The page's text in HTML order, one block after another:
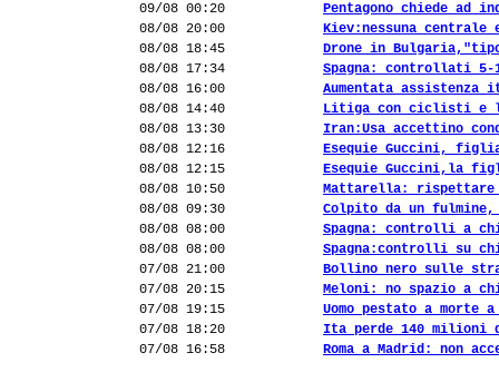
09/08 00:20
Pentagono chiede ad
08/08 20:00
Kiev:nessuna
08/08 18:45
Drone in
08/08 17:34
Spagna: controllati 5-
08/08 16:00
Aumentata assistenza
08/08 14:40
Litiga con ciclisti
08/08 13:30
Iran:Usa accettino
08/08 12:16
Esequie Guccini,
08/08 12:15
Esequie Guccini,la
08/08 10:50
Mattarella:
08/08 09:30
Colpito da un fulmine,
08/08 08:00
Spagna: controlli a
08/08 08:00
Spagna:controlli su
07/08 21:00
Bollino nero sulle
07/08 20:15
Meloni: no spazio a
07/08 19:15
Uomo pestato a morte
07/08 18:20
Ita perde 140 milioni
07/08 16:58
Roma a Madrid: non